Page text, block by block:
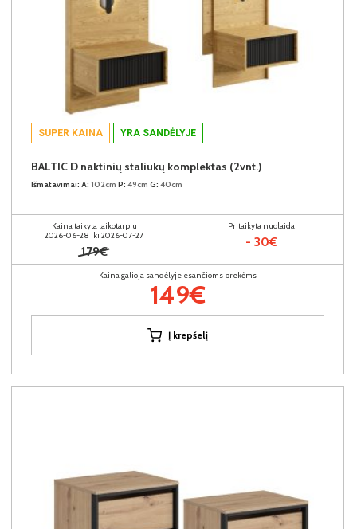
SUPER KAINA YRA SANDĖLYJE
BALTIC D naktinių staliukų komplektas (2vnt.)
Išmatavimai: A: 102cm P: 49cm G: 40cm
Kaina taikyta laikotarpiu
2026-06-28 iki 2026-07-27
179€
Pritaikyta nuolaida
- 30€
Kaina galioja sandėlyje esančioms prekėms
149€
Į krepšelį